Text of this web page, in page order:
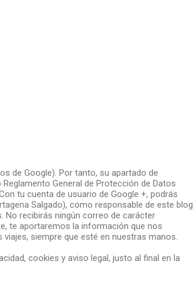
de Google). Por tanto, su apartado de
General de Protección de Datos
tu cuenta de usuario de Google +, podrás
Salgado), como responsable de este blog
No recibirás ningún correo de carácter
te aportaremos la información que nos
siempre que esté en nuestras manos.
cookies y aviso legal, justo al final en la